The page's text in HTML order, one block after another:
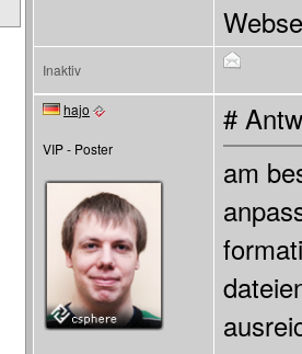
Inaktiv
hajo
VIP - Poster
#
am